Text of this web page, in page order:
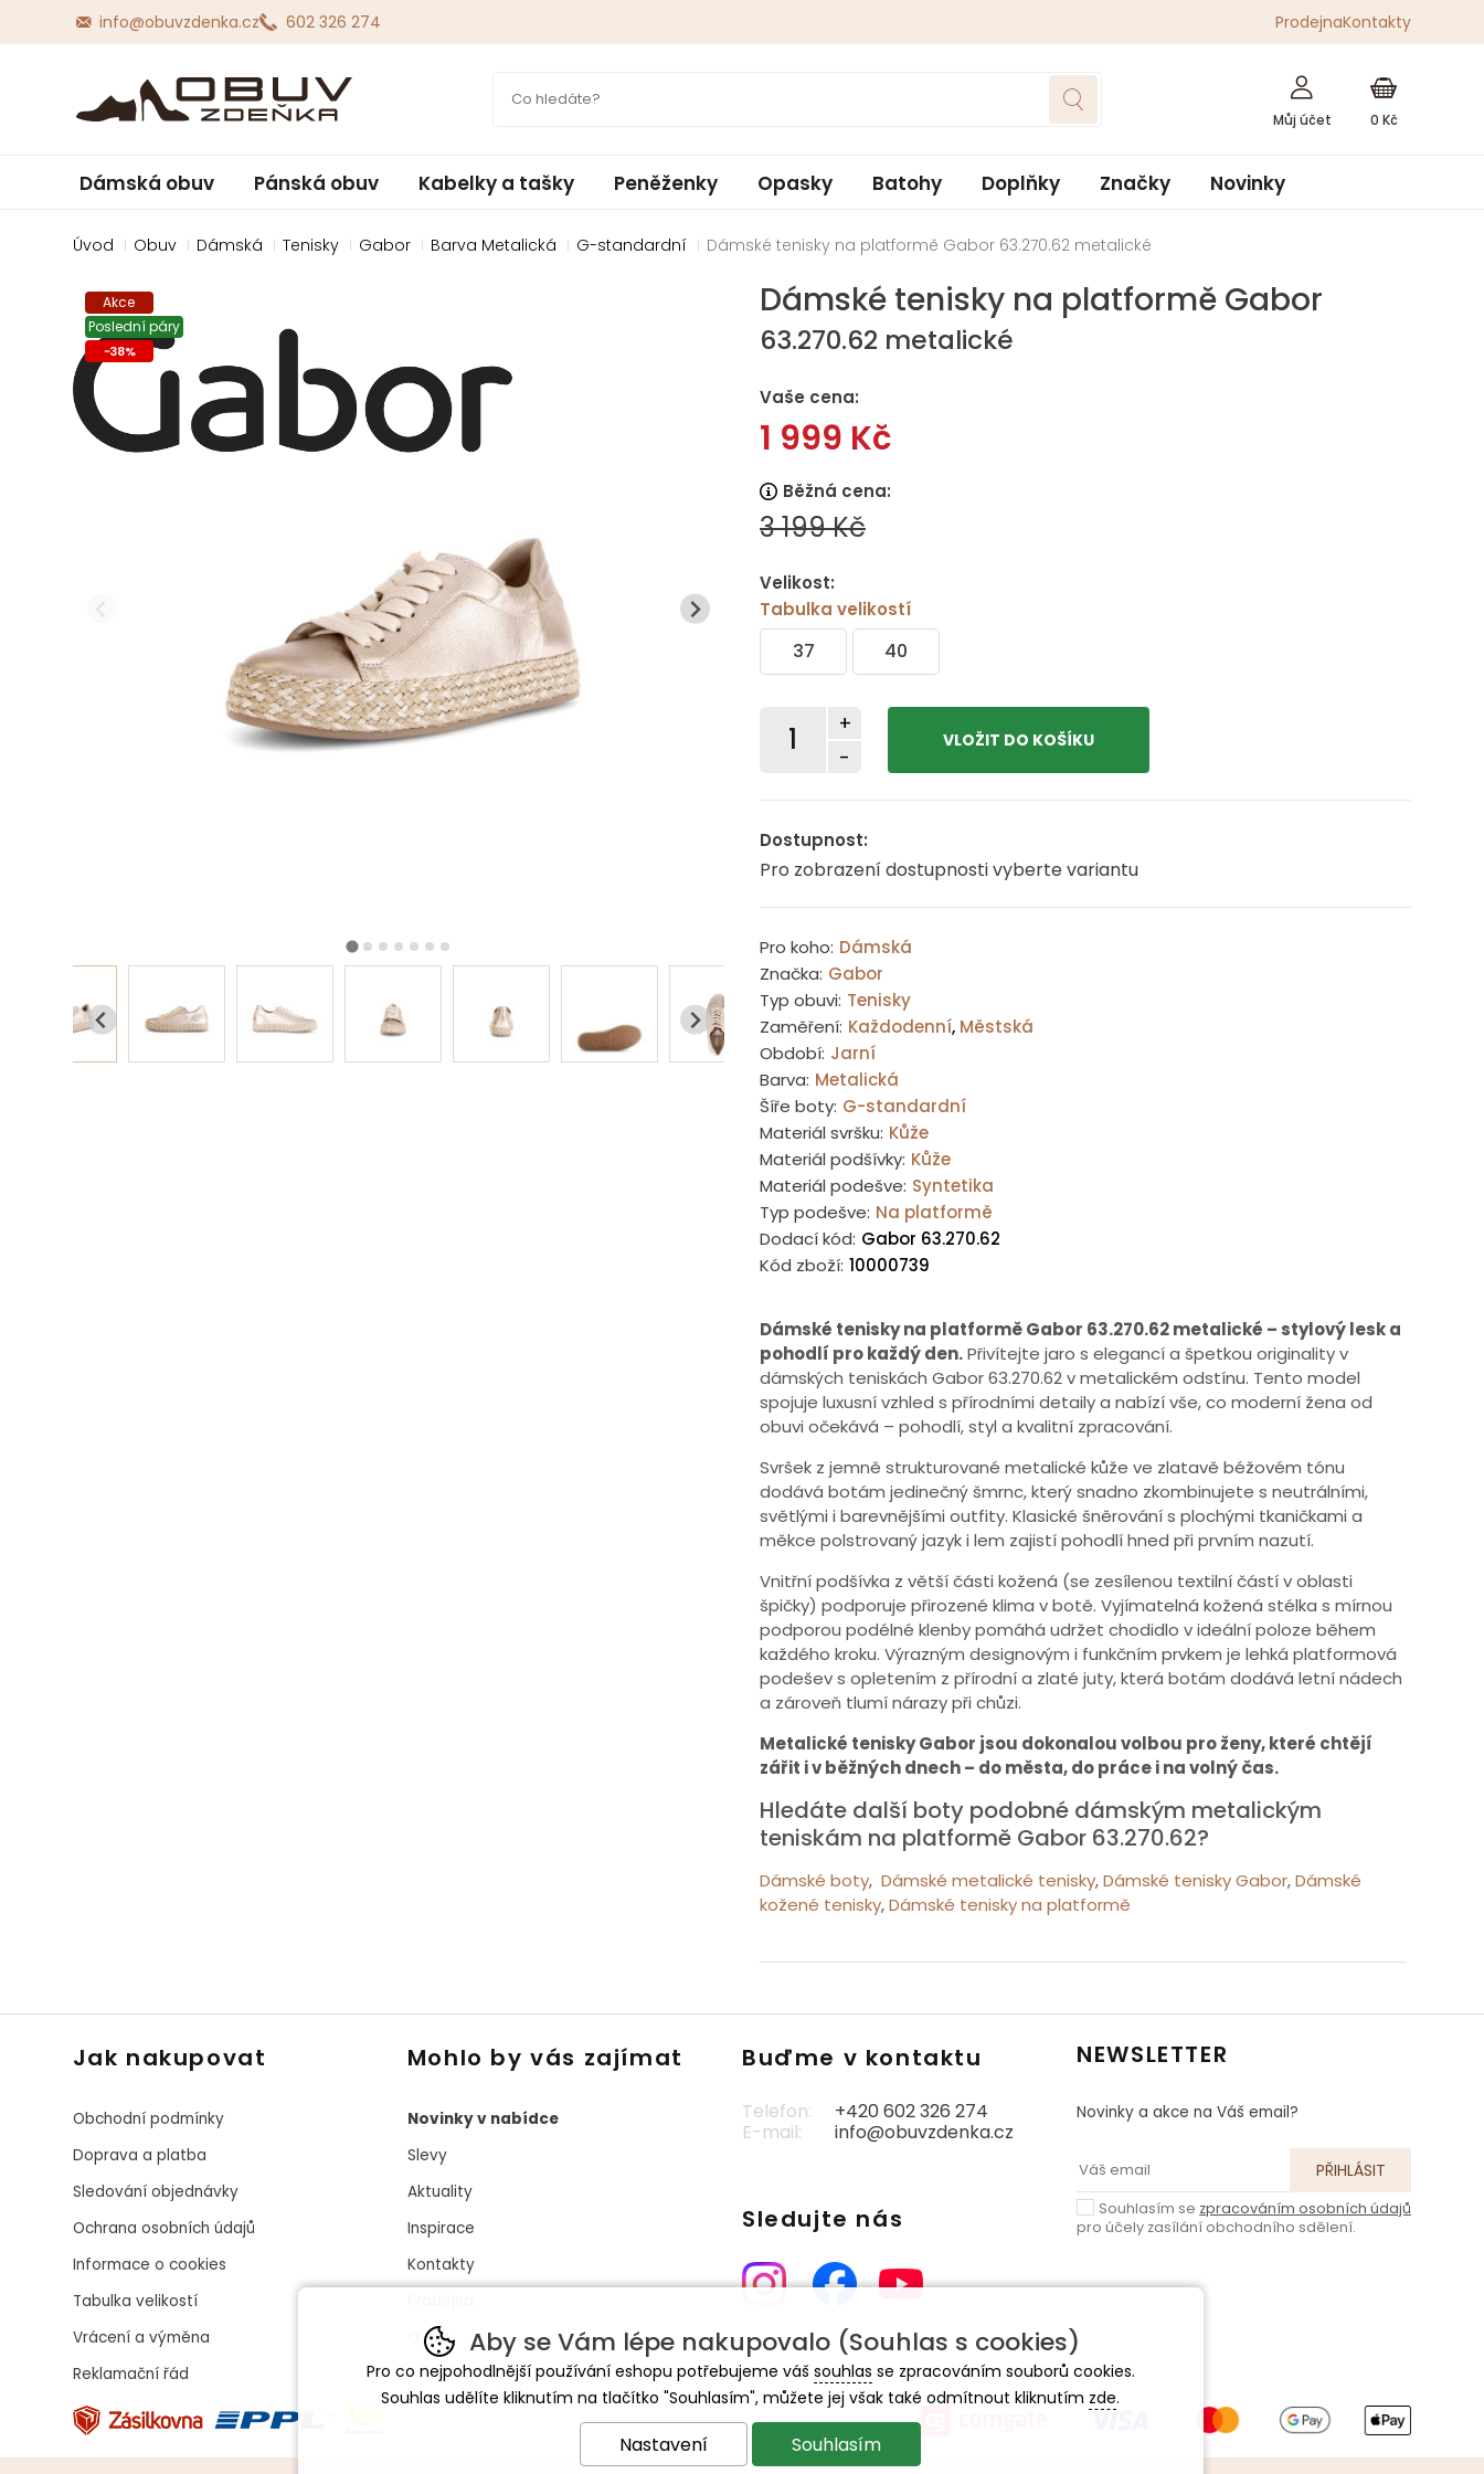
Dámské tenisky na platformě Gabor
63.270.62 metalické
Akce
Poslední páry
-38%
Vaše cena:
1 999 Kč
Běžná cena:
3 199 Kč
Velikost:
Tabulka velikostí
37 40
-
+
Dostupnost:
Pro zobrazení dostupnosti vyberte variantu
Pro koho: Dámská
Značka: Gabor
Typ obuvi: Tenisky
Zaměření: Každodenní, Městská
Období: Jarní
Barva: Metalická
Šíře boty: G-standardní
Materiál svršku: Kůže
Materiál podšívky: Kůže
Materiál podešve: Syntetika
Typ podešve: Na platformě
Dodací kód: Gabor 63.270.62
Kód zboží: 10000739
Dámské tenisky na platformě Gabor 63.270.62 metalické – stylový lesk a
pohodlí pro každý den.Přivítejte jaro s elegancí a špetkou originality v
dámských teniskách Gabor 63.270.62 v metalickém odstínu. Tento model
spojuje luxusní vzhled s přírodními detaily a nabízí vše, co moderní žena od
obuvi očekává – pohodlí, styl a kvalitní zpracování.
Svršek z jemně strukturované metalické kůže ve zlatavě béžovém tónu
dodává botám jedinečný šmrnc, který snadno zkombinujete s neutrálními,
světlými i barevnějšími outfity. Klasické šněrování s plochými tkaničkami a
měkce polstrovaný jazyk i lem zajistí pohodlí hned při prvním nazutí.
Vnitřní podšívka z větší části kožená (se zesílenou textilní částí v oblasti
špičky) podporuje přirozené klima v botě. Vyjímatelná kožená stélka s mírnou
podporou podélné klenby pomáhá udržet chodidlo v ideální poloze během
každého kroku. Výrazným designovým i funkčním prvkem je lehká platformová
podešev s opletením z přírodní a zlaté juty, která botám dodává letní nádech
a zároveň tlumí nárazy při chůzi.
Metalické tenisky Gabor jsou dokonalou volbou pro ženy, které chtějí
zářit i v běžných dnech – do města, do práce i na volný čas.
Hledáte další boty podobné dámským metalickým
teniskám na platformě Gabor 63.270.62?
Dámské boty, Dámské metalické tenisky,Dámské tenisky Gabor,Dámské
kožené tenisky,Dámské tenisky na platformě
info@obuvzdenka.cz 602 326 274 ProdejnaKontakty
0 Kč
Úvod Obuv Dámská Tenisky Gabor Barva Metalická G-standardní Dámské tenisky na platformě Gabor 63.270.62 metalické
Dámská obuv Pánská obuv Kabelky a tašky Peněženky Opasky Batohy Doplňky Značky Novinky
Jak nakupovat
Obchodní podmínky
Doprava a platba
Sledování objednávky
Ochrana osobních údajů
Informace o cookies
Tabulka velikostí
Vrácení a výměna
Reklamační řád
Mohlo by vás zajímat
Novinky v nabídce
Slevy
Aktuality
Inspirace
Kontakty
O nás
Buďme v kontaktu
Telefon:
+420 602 326 274
E-mail:
info@obuvzdenka.cz
Sledujte nás
NEWSLETTER
Novinky a akce na Váš email?
Souhlasím se zpracováním osobních údajů
pro účely zasílání obchodního sdělení.
Aby se Vám lépe nakupovalo (Souhlas s cookies)
Pro co nejpohodlnější používání eshopu potřebujeme váš souhlas se zpracováním souborů cookies.
Souhlas udělíte kliknutím na tlačítko "Souhlasím", můžete jej však také odmítnout kliknutím zde.
Nastavení Souhlasím